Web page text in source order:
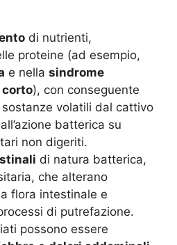
di nutrienti,
proteine (ad esempio,
e nella sindrome
corto), con conseguente
volatili dal cattivo
batterica su
non digeriti.
di natura batterica,
che alterano
flora intestinale e
di putrefazione.
possono essere